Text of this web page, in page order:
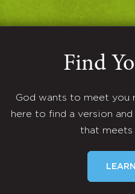
Find
God wants to meet you
here to find a version
that meets